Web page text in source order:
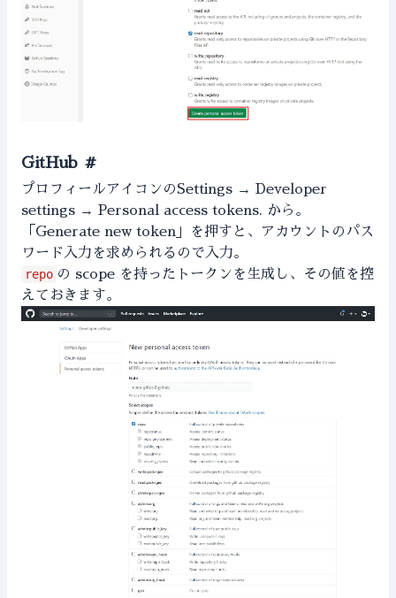
GitHub #
プロフィールアイコンのSettings → Developer
settings → Personal access tokens. から。
「Generate new token」を押すと、アカウントのパス
ワード入力を求められるので入力。
repo の scope を持ったトークンを生成し、その値を控
えておきます。